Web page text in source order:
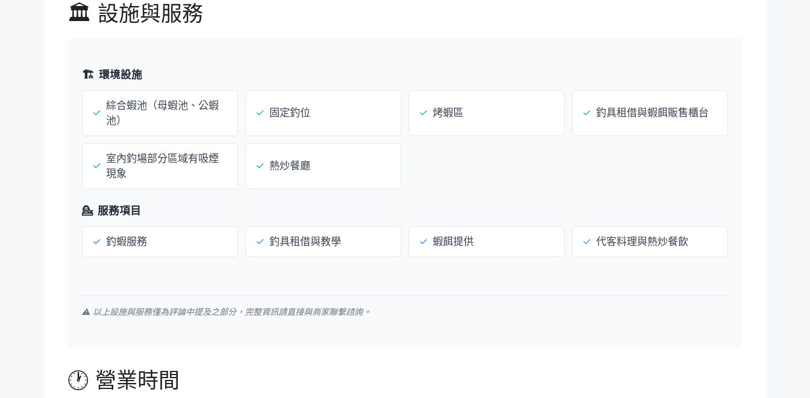
🏛️ 設施與服務
🏗️ 環境設施
✓
綜合蝦池（母蝦池、公蝦
池）
✓ 固定釣位 ✓ 烤蝦區 ✓ 釣具租借與蝦餌販售櫃台
✓
室內釣場部分區域有吸煙
現象
✓ 熱炒餐廳
💁 服務項目
✓ 釣蝦服務 ✓ 釣具租借與教學 ✓ 蝦餌提供 ✓ 代客料理與熱炒餐飲
⚠️ 以上設施與服務僅為評論中提及之部分，完整資訊請直接與商家聯繫諮詢。
🕐 營業時間